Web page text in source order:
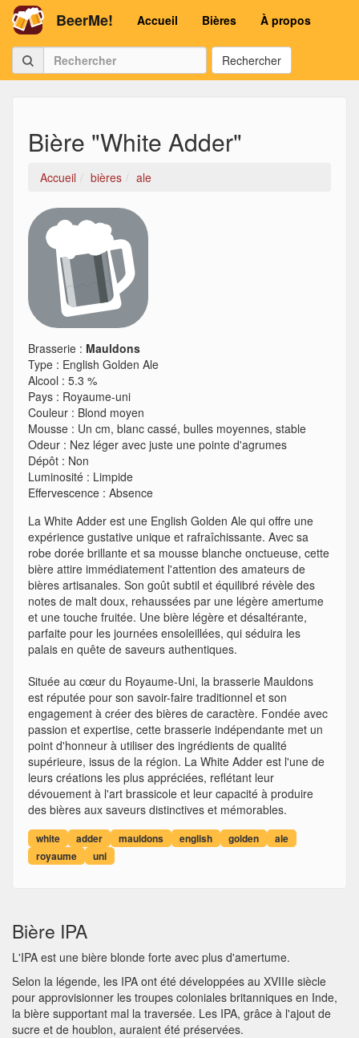
BeerMe! Accueil Bières À propos
Rechercher
Bière "White Adder"
Accueil bières ale
Brasserie : Mauldons
Type : English Golden Ale
Alcool : 5.3 %
Pays : Royaume-uni
Couleur : Blond moyen
Mousse : Un cm, blanc cassé, bulles moyennes, stable
Odeur : Nez léger avec juste une pointe d'agrumes
Dépôt : Non
Luminosité : Limpide
Effervescence : Absence
La White Adder est une English Golden Ale qui offre une
expérience gustative unique et rafraîchissante. Avec sa
robe dorée brillante et sa mousse blanche onctueuse, cette
bière attire immédiatement l'attention des amateurs de
bières artisanales. Son goût subtil et équilibré révèle des
notes de malt doux, rehaussées par une légère amertume
et une touche fruitée. Une bière légère et désaltérante,
parfaite pour les journées ensoleillées, qui séduira les
palais en quête de saveurs authentiques.
Située au cœur du Royaume-Uni, la brasserie Mauldons
est réputée pour son savoir-faire traditionnel et son
engagement à créer des bières de caractère. Fondée avec
passion et expertise, cette brasserie indépendante met un
point d'honneur à utiliser des ingrédients de qualité
supérieure, issus de la région. La White Adder est l'une de
leurs créations les plus appréciées, reflétant leur
dévouement à l'art brassicole et leur capacité à produire
des bières aux saveurs distinctives et mémorables.
white adder mauldons english golden
ale
royaume
uni
Bière IPA
L'IPA est une bière blonde forte avec plus d'amertume.
Selon la légende, les IPA ont été développées au XVIIIe siècle
pour approvisionner les troupes coloniales britanniques en Inde,
la bière supportant mal la traversée. Les IPA, grâce à l'ajout de
sucre et de houblon, auraient été préservées.